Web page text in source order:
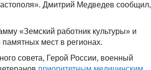
Дмитрий Медведев сообщил,
«Земский работник культуры» и
памятных мест в регионах.
совета, Герой России, военный